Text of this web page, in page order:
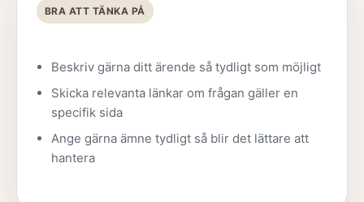
BRA ATT TÄNKA PÅ
Beskriv gärna ditt ärende så tydligt som möjligt
Skicka relevanta länkar om frågan gäller en
specifik sida
Ange gärna ämne tydligt så blir det lättare att
hantera